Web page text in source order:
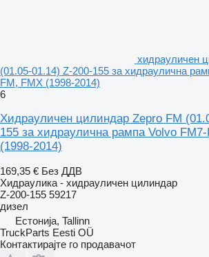
хидрауличен
(01.05-01.14) Z-200-155 за хидраулична
FM, FMX (1998-2014)
6
Хидрауличен цилиндар Zepro FM
155 за хидраулична рампа Volvo
(1998-2014)
169,35 € Без ДДВ
Хидраулика - хидрауличен цилиндар
Z-200-155 59217
дизел
Естонија, Tallinn
TruckParts Eesti OÜ
Контактирајте го продавачот